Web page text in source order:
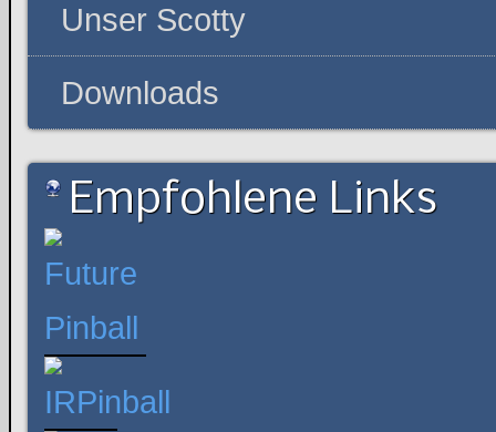
Unser Scotty
Downloads
Empfohlene Links